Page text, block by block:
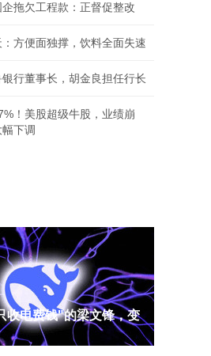
拖欠工程款：正督促整改
方便面独撑，饮料全面失速
行董事长，胡金良担任行长
！美股超级牛股，业绩崩
下调
收电费钱"的梁文锋，变